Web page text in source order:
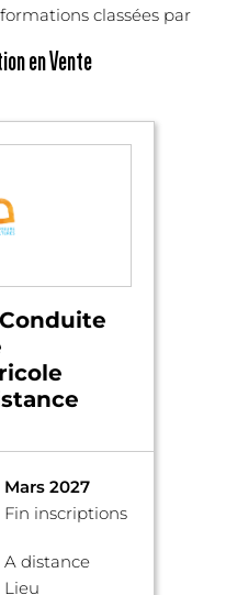
classées par
en Vente
Mars 2027
Fin inscriptions
A distance
Lieu